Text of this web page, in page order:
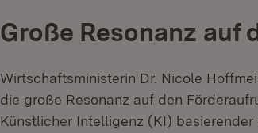
Große Resonanz auf
Wirtschaftsministerin Dr. Nicole
die große Resonanz auf den
Künstlicher Intelligenz (KI)